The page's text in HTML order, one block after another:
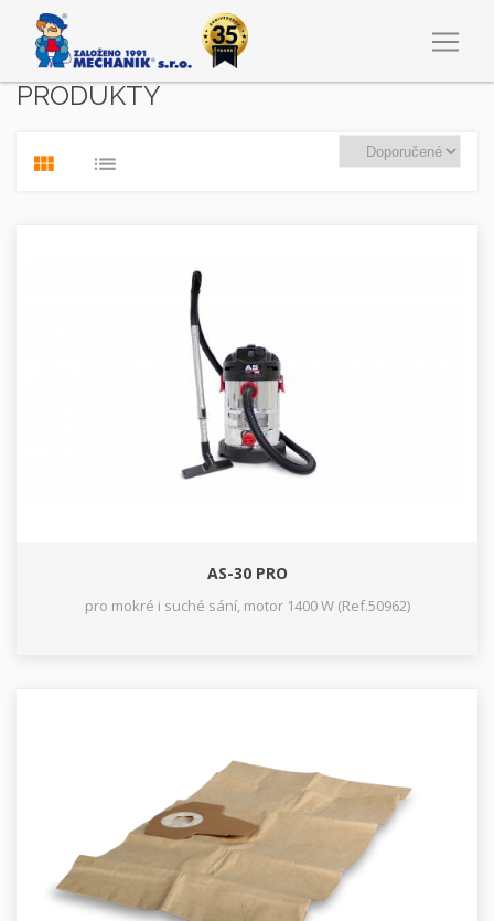
PRODUKTY
AS-30 PRO
pro mokré i suché sání, motor 1400 W (Ref.50962)